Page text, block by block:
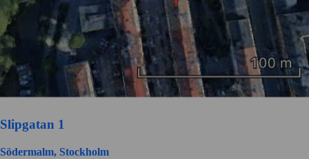
Slipgatan 1
Södermalm, Stockholm